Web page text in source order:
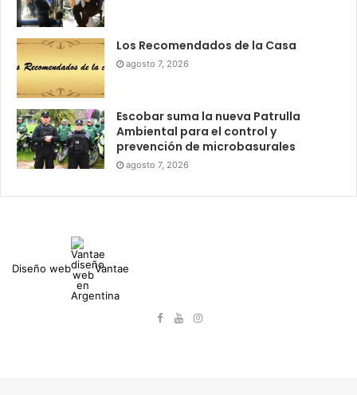
Los Recomendados de la Casa
agosto 7, 2026
Escobar suma la nueva Patrulla
Ambiental para el control y
prevención de microbasurales
agosto 7, 2026
Diseño web Vantae